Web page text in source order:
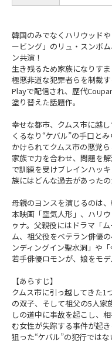
韓国のみでなくハリウッド
ービング」のリュ・スンボ
ン共演！
生き残るため家族になりす
極悪非道な犯罪者らを制裁
Playで配信され、歴代
塗り替えた話題作。
幸せな都市、クムス市に越
くるなり“ケバル”の手口と
かけられてクムス市の悪党
家族で力を合わせ、問題を
で訓練を受けブレインハッ
族にはどんな過去があったの
母親のヨンスを演じるのは
本映画「空気人形」、ハリ
ゥナ。父親役にはドラマ「
ム、祖父役をベテラン俳優
ンディングイン聖水洞」や
若手俳優ロモンが、娘をモ
【あらすじ】
クムス市に引っ越してきた1
の双子、そして祖父の5人家
しの道中に事故を起こし、
む女性が失踪する事件が起
狙った“ケバル”の犯行では